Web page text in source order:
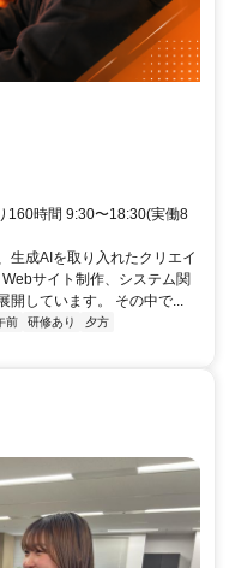
160時間 9:30〜18:30(実働8
生成AIを取り入れたクリエイ
サイト制作、システム関
開しています。 その中で...
前 研修あり
夕方